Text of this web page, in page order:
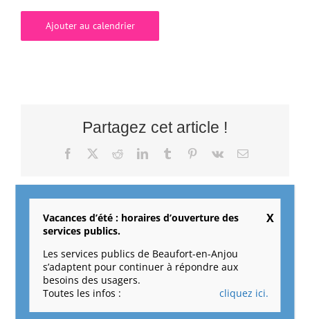
Ajouter au calendrier
Partagez cet article !
Facebook RedditLinkedInTumblr Pinterest
Vk Email
Racontines pour les tout-petits à la
Vacances d’été : horaires d’ouverture des
services publics.
Les services publics de Beaufort-en-Anjou
s’adaptent pour continuer à répondre aux
besoins des usagers.
Toutes les infos :
cliquez ici.